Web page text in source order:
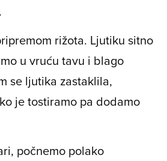
rižota. Ljutiku sitno
u vruću tavu i blago
se ljutika zastaklila,
je tostiramo pa dodamo
počnemo polako